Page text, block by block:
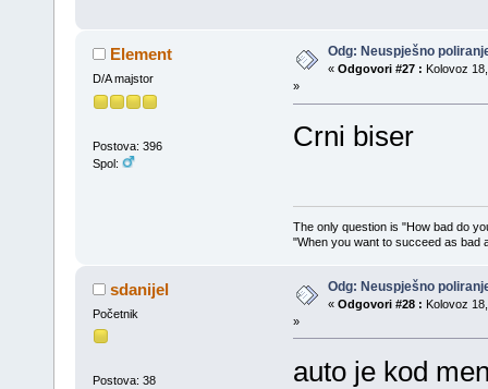
Element
D/A majstor
Postova: 396
Spol:
Odg: Neuspješno
« Odgovori #27 : Kolovoz
»
Crni biser
The only question is "How bad do
"When you want to succeed as bad
sdanijel
Početnik
Postova: 38
Odg: Neuspješno
« Odgovori #28 : Kolovoz
»
auto je kod